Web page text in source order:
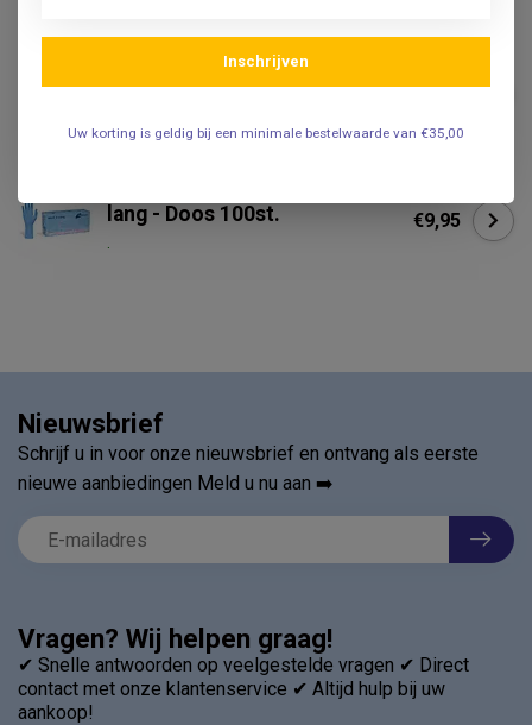
Hynex 100% Biodegradable
.
€6,95
lang - Doos 100st.
.
€9,95
Vragen? Wij helpen graag!
✔ Snelle antwoorden op veelgestelde vragen ✔ Direct
contact met onze klantenservice ✔ Altijd hulp bij uw
aankoop!
Nieuwsbrief
Schrijf u in voor onze nieuwsbrief en ontvang als eerste
nieuwe aanbiedingen Meld u nu aan ➡️
Inschrijven
Uw korting is geldig bij een minimale bestelwaarde van €35,00